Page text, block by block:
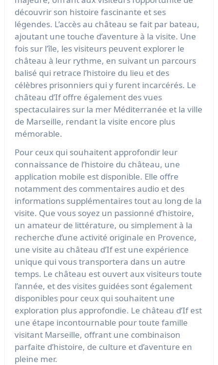
découvrir son histoire fascinante et ses
légendes. L’accès au château se fait par bateau,
ajoutant une touche d’aventure à la visite. Une
fois sur l’île, les visiteurs peuvent explorer le
château à leur rythme, en suivant un parcours
balisé qui retrace l’histoire du lieu et des
célèbres prisonniers qui y furent incarcérés. Le
château d’If offre également des vues
spectaculaires sur la mer Méditerranée et la ville
de Marseille, rendant la visite encore plus
mémorable.
Pour ceux qui souhaitent approfondir leur
connaissance de l’histoire du château, une
application mobile est disponible. Elle offre
notamment des commentaires audio et des
informations supplémentaires tout au long de la
visite. Que vous soyez un passionné d’histoire,
un amateur de littérature, ou simplement à la
recherche d’une activité originale en Provence,
une visite au château d’If est une expérience
unique qui vous transportera dans un autre
temps. Le château est ouvert aux visiteurs toute
l’année, et des visites guidées sont également
disponibles pour ceux qui souhaitent une
exploration plus approfondie. Le château d’If est
une étape incontournable pour toute famille
visitant Marseille, offrant une combinaison
parfaite d’histoire, de culture et d’aventure en
pleine mer.